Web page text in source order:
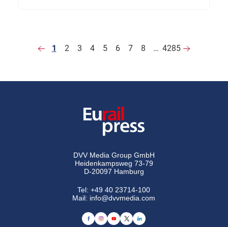
1 2 3 4 5 6 7 8 … 4285
DVV Media Group GmbH
Heidenkampsweg 73-79
D-20097 Hamburg
Tel:+49 40 23714-100
Mail: info@dvvmedia.com